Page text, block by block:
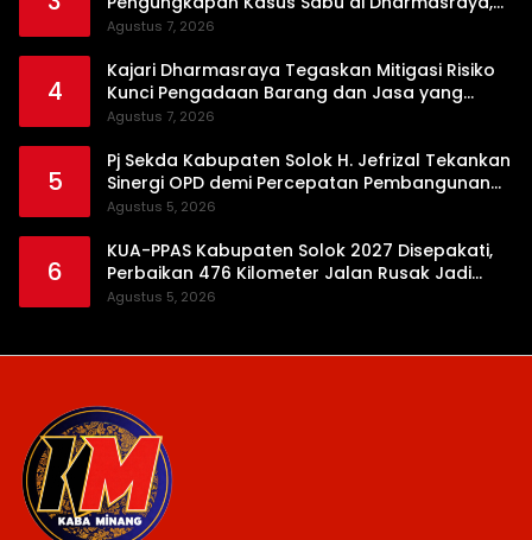
Timbangan Digital hingga Bong Disita
Agustus 7, 2026
4
Kajari Dharmasraya Tegaskan Mitigasi Risiko
Kunci Pengadaan Barang dan Jasa yang
Bersih
Agustus 7, 2026
5
Pj Sekda Kabupaten Solok H. Jefrizal Tekankan
Sinergi OPD demi Percepatan Pembangunan
Daerah
Agustus 5, 2026
6
KUA-PPAS Kabupaten Solok 2027 Disepakati,
Perbaikan 476 Kilometer Jalan Rusak Jadi
Prioritas
Agustus 5, 2026